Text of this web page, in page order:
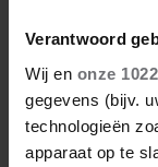
Verantwoord
Wij en onze
gegevens (bijv.
technologieën
apparaat op te
25 juni